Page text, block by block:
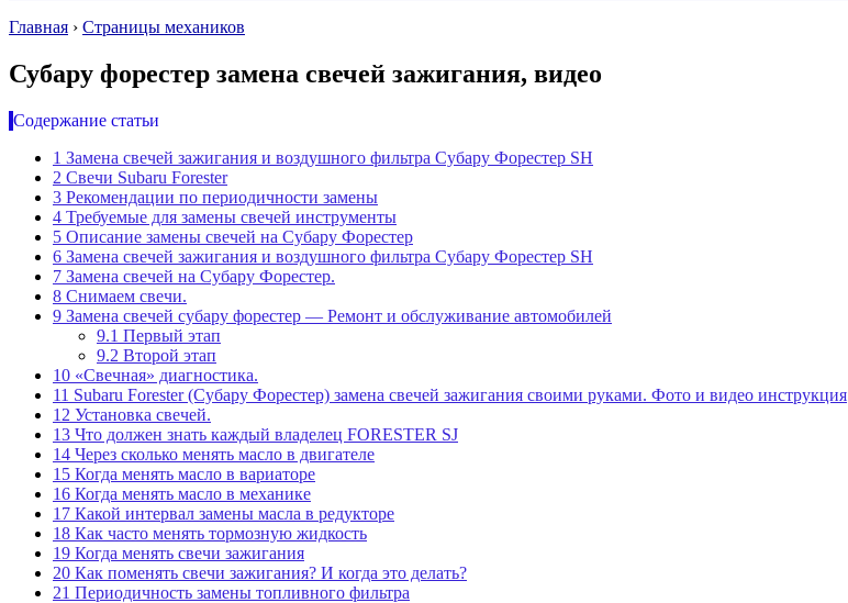
Главная › Страницы механиков
Субару форестер замена свечей зажигания, видео
Содержание статьи
1 Замена свечей зажигания и воздушного фильтра Субару Форестер SH
2 Свечи Subaru Forester
3 Рекомендации по периодичности замены
4 Требуемые для замены свечей инструменты
5 Описание замены свечей на Субару Форестер
6 Замена свечей зажигания и воздушного фильтра Субару Форестер SH
7 Замена свечей на Субару Форестер.
8 Снимаем свечи.
9 Замена свечей субару форестер — Ремонт и обслуживание автомобилей
9.1 Первый этап
9.2 Второй этап
10 «Свечная» диагностика.
11 Subaru Forester (Субару Форестер) замена свечей зажигания своими руками. Фото и видео инструкция
12 Установка свечей.
13 Что должен знать каждый владелец FORESTER SJ
14 Через сколько менять масло в двигателе
15 Когда менять масло в вариаторе
16 Когда менять масло в механике
17 Какой интервал замены масла в редукторе
18 Как часто менять тормозную жидкость
19 Когда менять свечи зажигания
20 Как поменять свечи зажигания? И когда это делать?
21 Периодичность замены топливного фильтра